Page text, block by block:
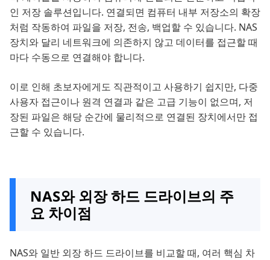
인 저장 솔루션입니다. 연결되면 컴퓨터 내부 저장소의 확장
처럼 작동하여 파일을 저장, 전송, 백업할 수 있습니다. NAS
장치와 달리 네트워크에 의존하지 않고 데이터를 접근할 때
마다 수동으로 연결해야 합니다.
이로 인해 초보자에게도 직관적이고 사용하기 쉽지만, 다중
사용자 접근이나 원격 연결과 같은 고급 기능이 없으며, 저
장된 파일은 해당 순간에 물리적으로 연결된 장치에서만 접
근할 수 있습니다.
NAS와 외장 하드 드라이브의 주
요 차이점
NAS와 일반 외장 하드 드라이브를 비교할 때, 여러 핵심 차